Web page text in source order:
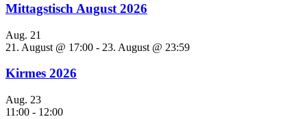
Mittagstisch August 2026
Aug. 21
21. August @ 17:00 - 23. August @ 23:59
Kirmes 2026
Aug. 23
11:00 - 12:00